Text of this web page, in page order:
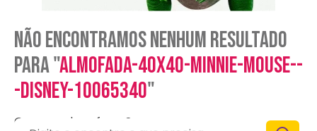
Não encontramos nenhum resultado
para "almofada-40x40-minnie-mouse--
-disney-10065340"
O que eu devo fazer?
Digite e encontre o que precisa